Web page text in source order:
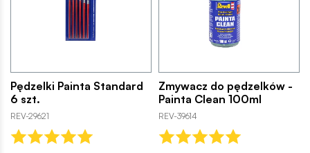
Pędzelki Painta Standard
6 szt.
REV-29621
Zmywacz do pędzelków -
Painta Clean 100ml
REV-39614